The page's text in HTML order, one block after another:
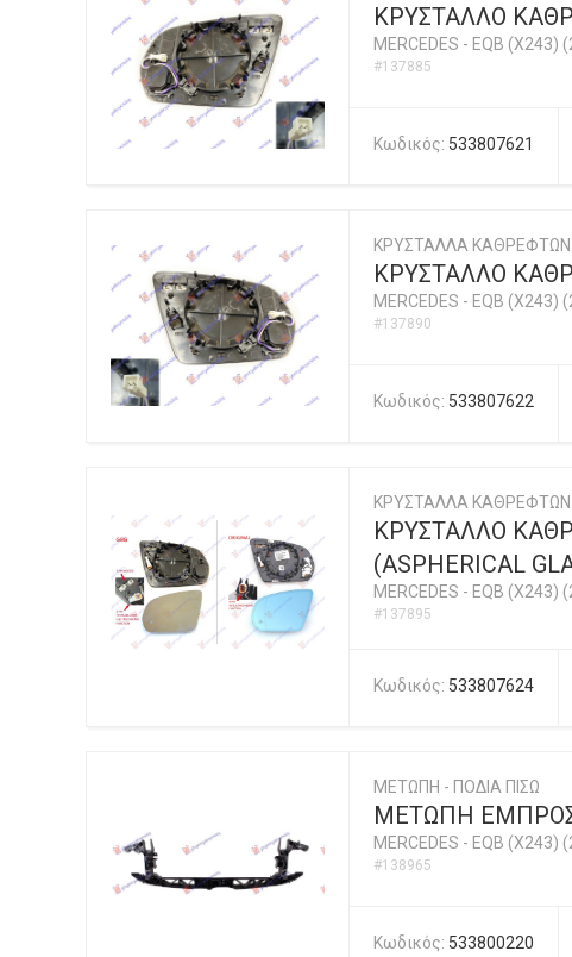
ΚΡΥΣΤΑΛΛΟ
MERCEDES - EQB (X243)
#137885
Κωδικός: 533807621
ΚΡΥΣΤΑΛΛΑ ΚΑΘΡΕΦΤΩΝ
ΚΡΥΣΤΑΛΛΟ
MERCEDES - EQB (X243)
#137890
Κωδικός: 533807622
ΚΡΥΣΤΑΛΛΑ ΚΑΘΡΕΦΤΩΝ
ΚΡΥΣΤΑΛΛΟ
(ASPHERICAL
MERCEDES - EQB (X243)
#137895
Κωδικός: 533807624
ΜΕΤΩΠΗ - ΠΟΔΙΑ ΠΙΣΩ
ΜΕΤΩΠΗ
MERCEDES - EQB (X243)
#138965
Κωδικός: 533800220